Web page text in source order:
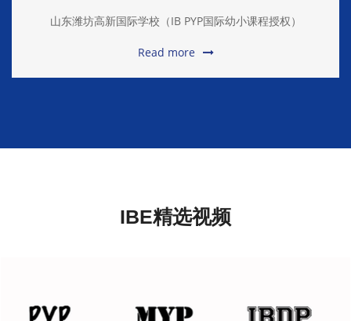
山东潍坊高新国际学校（IB PYP国际幼小课程授权）
Read more
IBE精选视频